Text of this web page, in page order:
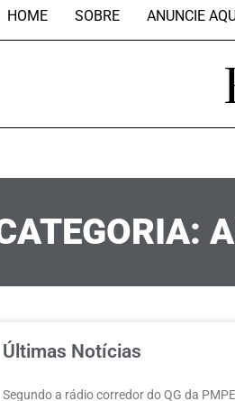
HOME SOBRE ANUNCIE
Últimas Notícias
Segundo a rádio corredor do QG da